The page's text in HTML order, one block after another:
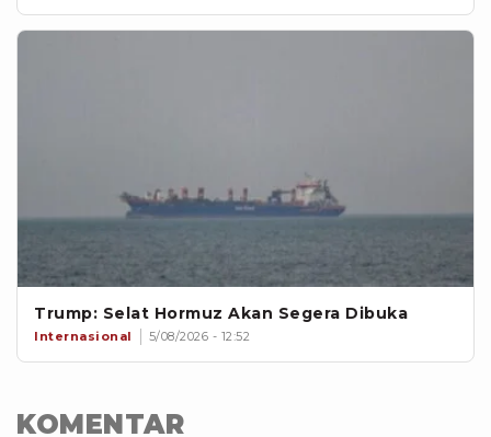
Trump: Selat Hormuz Akan Segera Dibuka
Internasional 5/08/2026 - 12:52
KOMENTAR